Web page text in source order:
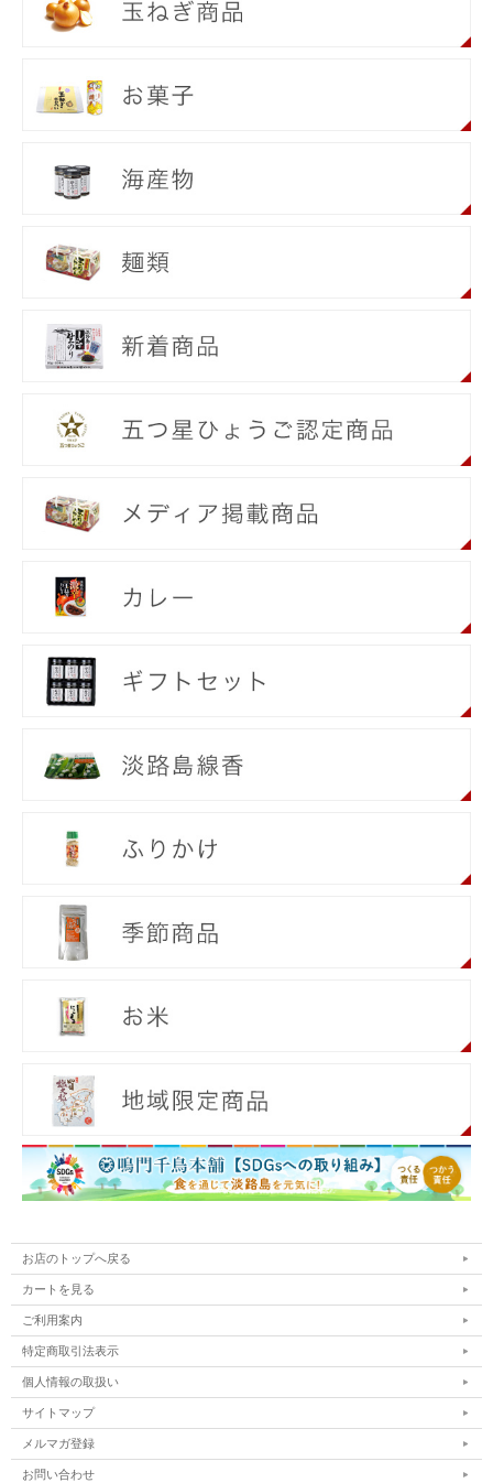
お店のトップへ戻る
カートを見る
ご利用案内
特定商取引法表示
個人情報の取扱い
サイトマップ
メルマガ登録
お問い合わせ